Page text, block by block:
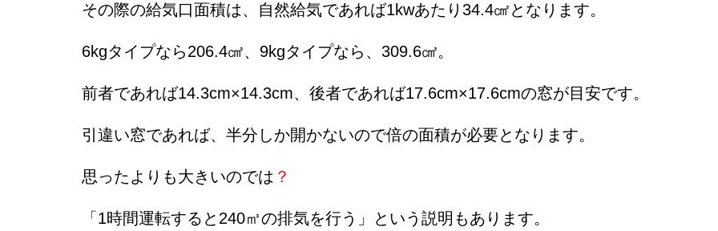
その際の給気口面積は、自然給気であれば1kwあたり34.4㎠となります。
6kgタイプなら206.4㎠、9kgタイプなら、309.6㎠。
前者であれば14.3cm×14.3cm、後者であれば17.6cm×17.6cmの窓が目安です。
引違い窓であれば、半分しか開かないので倍の面積が必要となります。
思ったよりも大きいのでは ？
「1時間運転すると240㎥の排気を行う」という説明もあります。